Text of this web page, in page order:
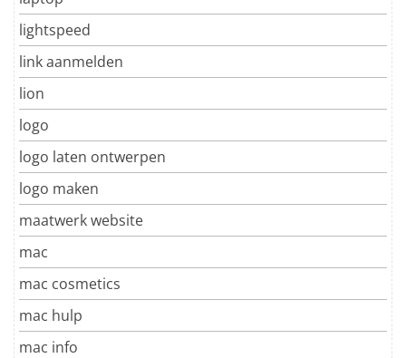
lightspeed
link aanmelden
lion
logo
logo laten ontwerpen
logo maken
maatwerk website
mac
mac cosmetics
mac hulp
mac info